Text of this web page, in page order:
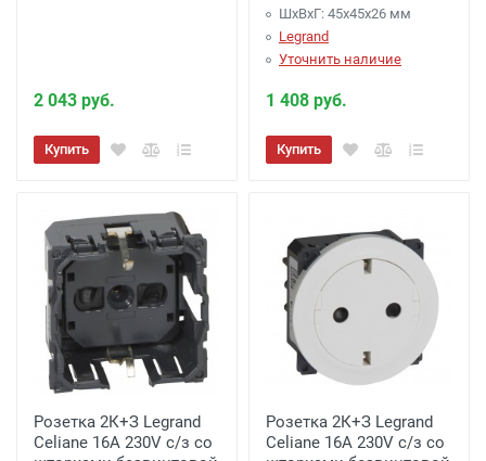
2 043 руб.
Купить
ШхВхГ: 45x45x26 мм
Legrand
Уточнить наличие
1 408 руб.
Купить
Розетка 2К+З Legrand
Celiane 16A 230V с/з со
Розетка 2К+З Legrand
Celiane 16A 230V с/з со